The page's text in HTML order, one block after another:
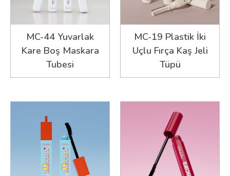
MC-44 Yuvarlak
Kare Boş Maskara
Tubesi
MC-19 Plastik İki
Uçlu Fırça Kaş Jeli
Tüpü